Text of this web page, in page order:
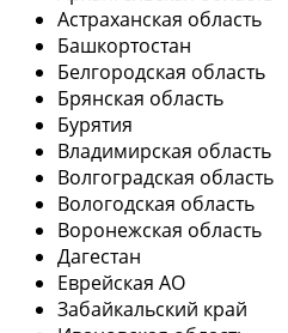
Астраханская область
Башкортостан
Белгородская область
Брянская область
Бурятия
Владимирская область
Волгоградская область
Вологодская область
Воронежская область
Дагестан
Еврейская АО
Забайкальский край